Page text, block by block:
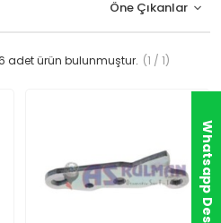
adet ürün bulunmuştur. (1 / 1)